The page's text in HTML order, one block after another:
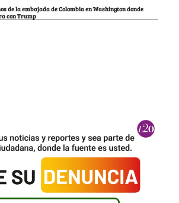
de la embajada de Colombia en Washington donde
con Trump